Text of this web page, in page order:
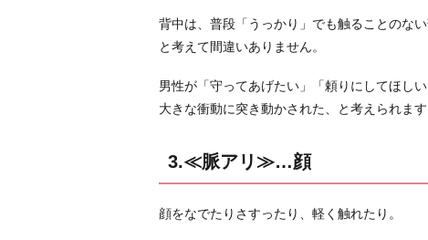
≫…
脚・
ヒ
ザ
脈
シ
背中は、普段「うっかり」でも触ることのない
と考えて間違いありません。
男性が「守ってあげたい」「頼りにしてほし
大きな衝動に突き動かされた、と考えられます
3.≪脈アリ≫…顔
顔をなでたりさすったり、軽く触れたり。